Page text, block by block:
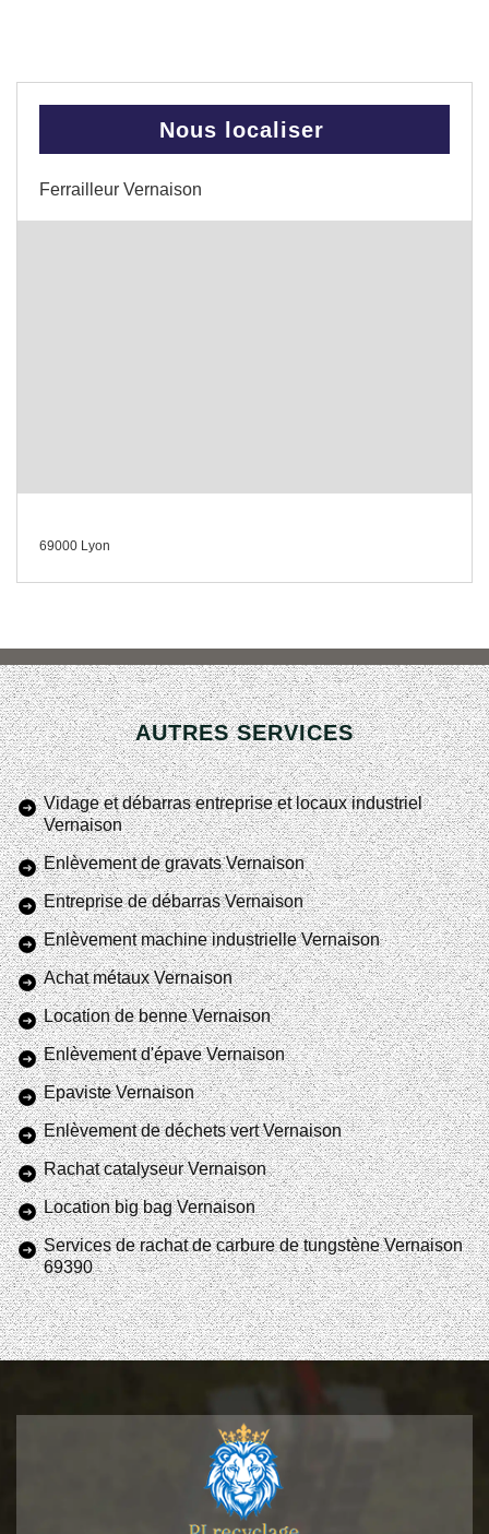
Nous localiser
Ferrailleur Vernaison
69000 Lyon
AUTRES SERVICES
Vidage et débarras entreprise et locaux industriel
Vernaison
Enlèvement de gravats Vernaison
Entreprise de débarras Vernaison
Enlèvement machine industrielle Vernaison
Achat métaux Vernaison
Location de benne Vernaison
Enlèvement d'épave Vernaison
Epaviste Vernaison
Enlèvement de déchets vert Vernaison
Rachat catalyseur Vernaison
Location big bag Vernaison
Services de rachat de carbure de tungstène Vernaison
69390